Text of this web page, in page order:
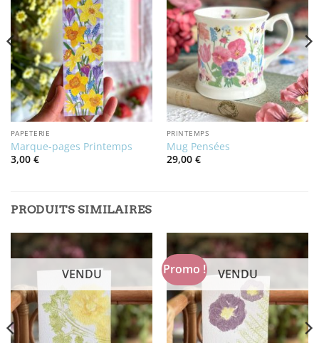
PAPETERIE
Marque-pages Printemps
3,00 €
PRINTEMPS
Mug Pensées
29,00 €
PRODUITS SIMILAIRES
VENDU Promo ! VENDU